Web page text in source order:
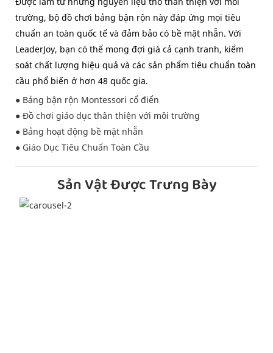
trường, bộ đồ chơi bảng bận rộn này đáp ứng mọi tiêu
chuẩn an toàn quốc tế và đảm bảo có bề mặt nhẵn. Với
LeaderJoy, bạn có thể mong đợi giá cả cạnh tranh, kiểm
soát chất lượng hiệu quả và các sản phẩm tiêu chuẩn toàn
cầu phổ biến ở hơn 48 quốc gia.
● Bảng bận rộn Montessori cổ điển
● Đồ chơi giáo dục thân thiện với môi trường
● Bảng hoạt động bề mặt nhẵn
● Giáo Dục Tiêu Chuẩn Toàn Cầu
Sản Vật Được Trưng Bày